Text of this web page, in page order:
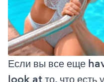
Если вы все еще